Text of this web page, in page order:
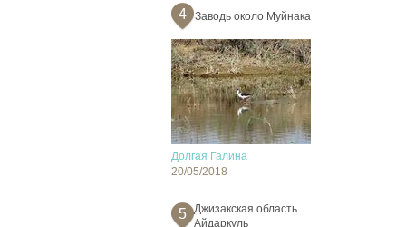
4 Заводь около Муйнака
Долгая Галина
20/05/2018
5
Джизакская область
Айдаркуль